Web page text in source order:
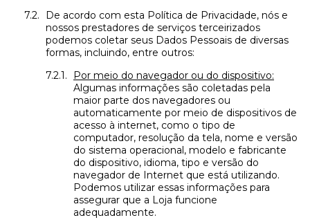
De acordo com esta Política de Privacidade, nós e
nossos prestadores de serviços terceirizados
podemos coletar seus Dados Pessoais de diversas
formas, incluindo, entre outros:
Por meio do navegador ou do dispositivo:
Algumas informações são coletadas pela
maior parte dos navegadores ou
automaticamente por meio de dispositivos de
acesso à internet, como o tipo de
computador, resolução da tela, nome e versão
do sistema operacional, modelo e fabricante
do dispositivo, idioma, tipo e versão do
navegador de Internet que está utilizando.
Podemos utilizar essas informações para
assegurar que a Loja funcione
adequadamente.